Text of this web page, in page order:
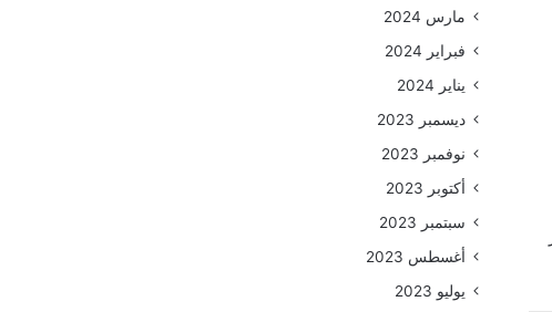
مارس 2024
فبراير 2024
يناير 2024
ديسمبر 2023
نوفمبر 2023
أكتوبر 2023
سبتمبر 2023
أغسطس 2023
يوليو 2023